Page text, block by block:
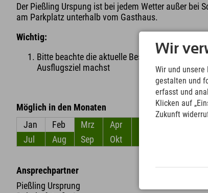
Der Pießling Urspung ist bei jedem Wetter außer bei
am Parkplatz unterhalb vom Gasthaus.
Wichtig:
Bitte beachte die aktuelle
Ausflugsziel machst
Möglich in den Monaten
Jan
Feb Mrz Apr
Jul
Aug Sep Okt
Ansprechpartner
Pießling Ursprung
Wir
Wir und unsere
gestalten und
erfasst und
Klicken auf
Zukunft